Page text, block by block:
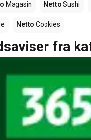
Magasin Netto Sushi
Netto Cookies
fra